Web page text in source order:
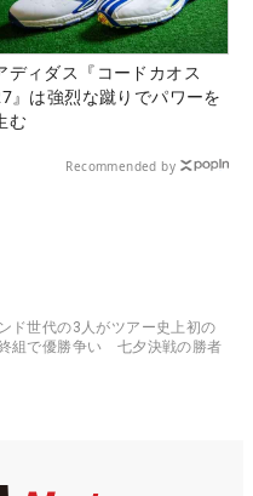
ディダス『コードカオス
』は強烈な蹴りでパワーを
む
Recommended by
ド世代の3人がツアー史上初の
組で優勝争い 七夕決戦の勝者